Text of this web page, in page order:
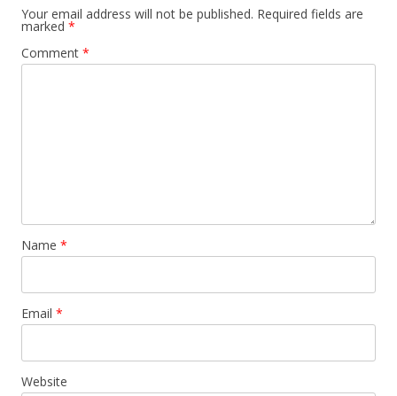
Your email address will not be published. Required fields are
marked *
Comment *
Name *
Email *
Website